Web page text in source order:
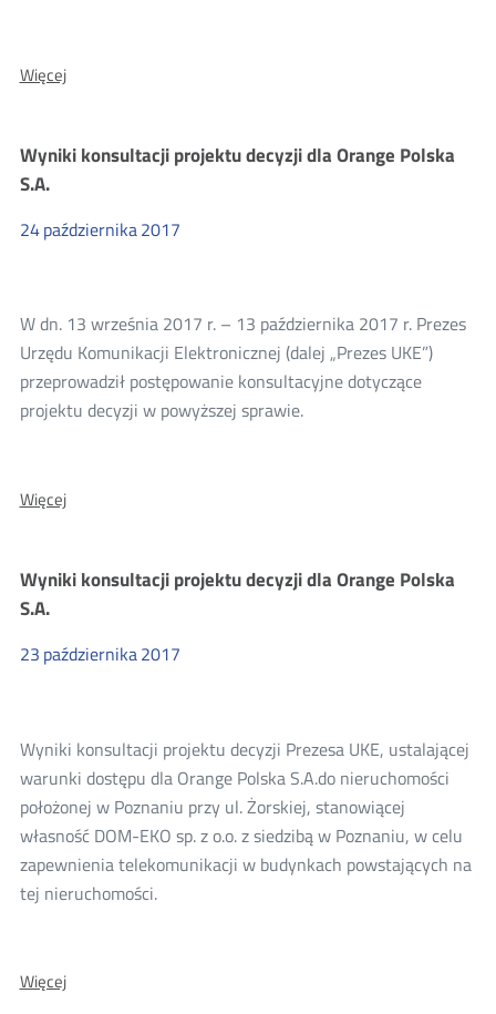
WięcejO:
decyzji
SPIDERNET
Wyniki konsultacji projektu decyzji dla Orange Polska
S.A.
24października2017
W dn. 13 września 2017 r. – 13 października 2017 r. Prezes
Urzędu Komunikacji Elektronicznej (dalej „Prezes UKE”)
przeprowadził postępowanie konsultacyjne dotyczące
projektu decyzji w powyższej sprawie.
WięcejO:
decyzji
S.A.
Wyniki konsultacji projektu decyzji dla Orange Polska
S.A.
23 października2017
Wyniki konsultacji projektu decyzji Prezesa UKE, ustalającej
warunki dostępu dla Orange Polska S.A.do nieruchomości
położonej w Poznaniu przy ul. Żorskiej, stanowiącej
własność DOM-EKO sp. z o.o. z siedzibą w Poznaniu, w celu
zapewnienia telekomunikacji w budynkach powstających na
tej nieruchomości.
WięcejO: